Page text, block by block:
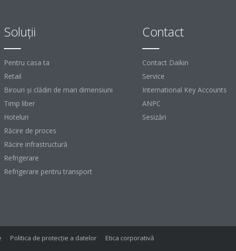
Soluţii
Pentru casa ta
Retail
Birouri şi clădiri de mari dimensiuni
Timp liber
Hoteluri
Răcire de proces
Răcire infrastructură
Refrigerare
Refrigerare pentru transport
Contact
Contact Daikin
Service
International Key Accounts
ANPC
Sesizări
Politica de protecție a datelor
Etica corporativă